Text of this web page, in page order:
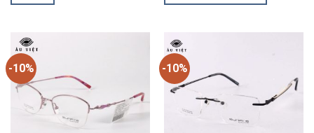
này
có
nhiều
biến
-10% -10%